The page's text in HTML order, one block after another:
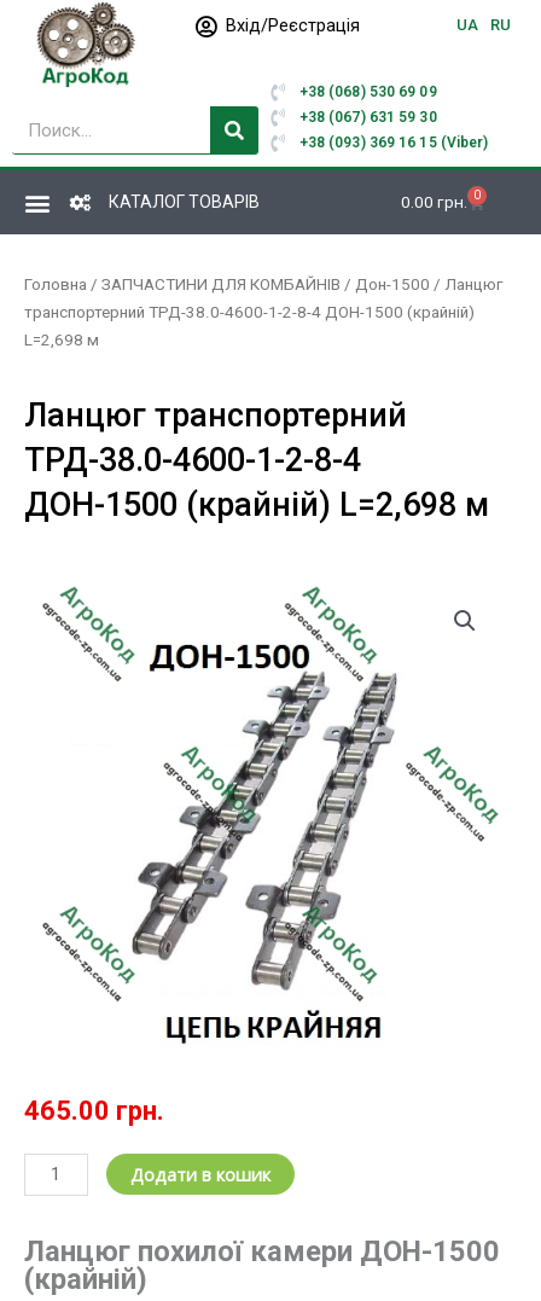
Перейти
вмісту
Вхід/Реєстрація UA RU
Пошук
+38 (068) 530 69 09
+38 (067) 631 59 30
+38 (093) 369 16 15 (Viber)
КАТАЛОГ ТОВАРІВ 0.00 грн. 0
Кошик
Головна / ЗАПЧАСТИНИ ДЛЯ КОМБАЙНІВ / Дон-1500 / Ланцюг
транспортерний ТРД-38.0-4600-1-2-8-4 ДОН-1500 (крайній)
L=2,698 м
Ланцюг транспортерний
ТРД-38.0-4600-1-2-8-4
ДОН-1500 (крайній) L=2,698 м
465.00 грн.
Ланцюг
транспортерний
4600-
1-
Додати в кошик
Ланцюг похилої камери ДОН-1500
(крайній)